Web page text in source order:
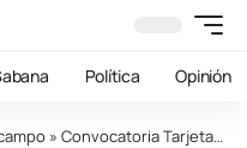
Política Opinión
» Convocatoria Tarjeta Sembrando 2.0: Acceda a incentivos en insumos agrícolas para mejorar su cultivo en Cundinamarca